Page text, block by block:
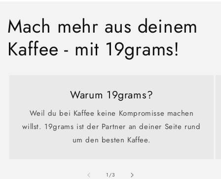
Mach mehr aus deinem
Kaffee - mit 19grams!
Warum 19grams?
Weil du bei Kaffee keine Kompromisse machen
willst. 19grams ist der Partner an deiner Seite rund
um den besten Kaffee.
1/von
3